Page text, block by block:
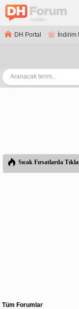
DH Portal İndirim
Sıcak Fırsatlarda
Tüm Forumlar